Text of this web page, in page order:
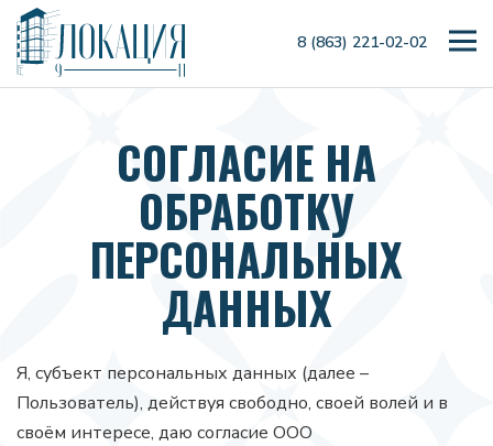
8 (863) 221-02-02
СОГЛАСИЕ НА
ОБРАБОТКУ
ПЕРСОНАЛЬНЫХ
ДАННЫХ
Я, субъект персональных данных (далее –
Пользователь), действуя свободно, своей волей и в
своём интересе, даю согласие ООО